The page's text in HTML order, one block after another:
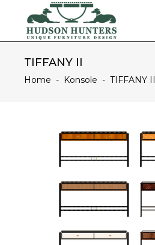
TIFFANY II
Home - Konsole - TIFFANY II